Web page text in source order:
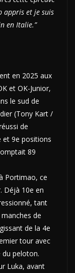
appris et je suis
en Italie.”
en 2025 aux
et OK-Junior,
le sud de
(Tony Kart /
de
et 9e positions
89
Portimao, ce
Déjà 10e en
tant
de
de la 4e
tour avec
du peloton.
Luka, avant